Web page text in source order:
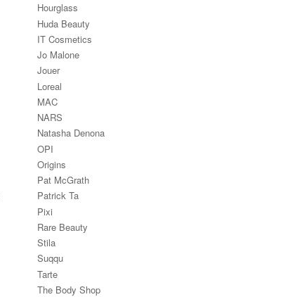
Hourglass
Huda Beauty
IT Cosmetics
Jo Malone
Jouer
Loreal
MAC
NARS
Natasha Denona
OPI
Origins
Pat McGrath
Patrick Ta
Pixi
Rare Beauty
Stila
Suqqu
Tarte
The Body Shop